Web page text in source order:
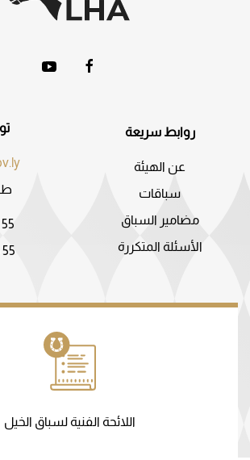
روابط سريعة
عن الهيئة
سباقات
مضامير السباق
الأسئلة المتكررة
اللائحة الفنية لسباق الخيل